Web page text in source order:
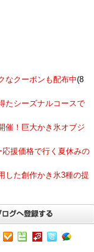
なクーポンも配布中(8
たシーズナルコースで
催！巨大かき氷オブジ
援価格で行く夏休みの
した創作かき氷3種の提